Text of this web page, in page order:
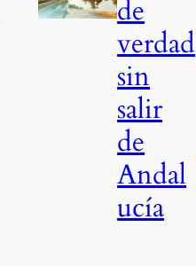
de
verdad
sin
salir
de
Andal
ucía